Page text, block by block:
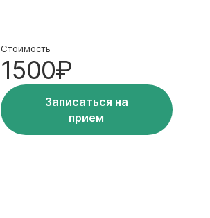
Стоимость
1500₽
Записаться на
прием